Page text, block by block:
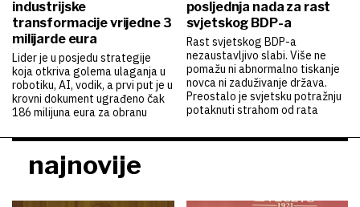
industrijske
transformacije vrijedne 3
milijarde eura
Lider je u posjedu strategije
koja otkriva golema ulaganja u
robotiku, AI, vodik, a prvi put je u
krovni dokument ugrađeno čak
186 milijuna eura za obranu
posljednja nada za rast
svjetskog BDP-a
Rast svjetskog BDP-a
nezaustavljivo slabi. Više ne
pomažu ni abnormalno tiskanje
novca ni zaduživanje država.
Preostalo je svjetsku potražnju
potaknuti strahom od rata
najnovije